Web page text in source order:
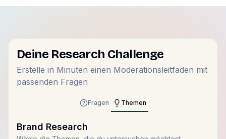
Deine Research Challenge
Erstelle in Minuten einen Moderationsleitfaden mit
passenden Fragen
Fragen Themen
Brand Research